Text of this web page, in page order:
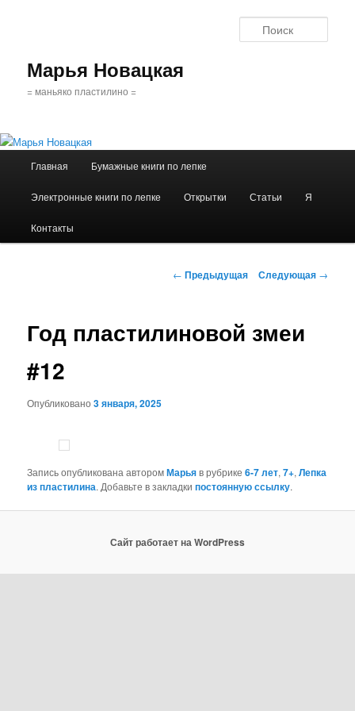
Марья Новацкая
= маньяко пластилино =
Перейти
к
основному
Главная Бумажные книги по лепке
Электронные книги по лепке Открытки Статьи Я
Контакты
Навигация
← Предыдущая Следующая →
Год пластилиновой змеи
#12
Опубликовано3 января, 2025
Запись опубликована авторомМарьяв рубрике6-7 лет,7+,Лепка
из пластилина. Добавьте в закладкипостоянную ссылку.
Сайт работает на WordPress